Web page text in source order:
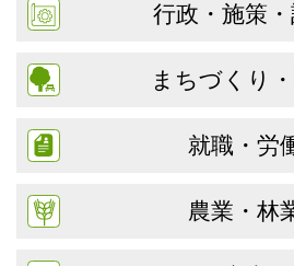
行政・施策
まちづくり
就職・労
農業・林